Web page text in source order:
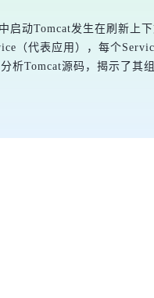
动Tomcat发生在刷新上
（代表应用），每个
析Tomcat源码，揭示了其